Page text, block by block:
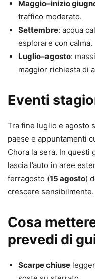
Maggio–inizio
traffico moderato.
Settembre: acqua
esplorare con calma.
Luglio–agosto:
maggior richiesta di
Eventi
Tra fine luglio e agosto
paese e appuntamenti
Chora la sera. In questi
lascia l’auto in aree
ferragosto (15 agosto)
crescere sensibilmente.
Cosa
prevedi di
Scarpe chiuse